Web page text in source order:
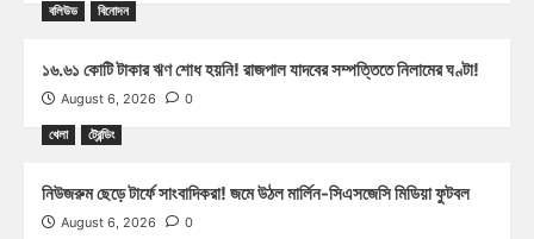
বলিউড বিনোদন
১৬.৬১ কোটি টাকার ঋণ শোধ হয়নি! রাজপাল যাদবের সম্পত্তিতে নিলামের ঘণ্টা!
August 6, 2026 0
খেলা ট্রেন্ডিং
নিউজরুম ছেড়ে টার্ফে সাংবাদিকরা! জমে উঠল মার্লিন-সিএসজেসি মিডিয়া ফুটবল
August 6, 2026 0